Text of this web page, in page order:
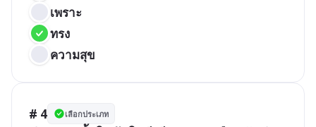
เพราะ
ทรง
ความสุข
# 4 เลือกประเภท